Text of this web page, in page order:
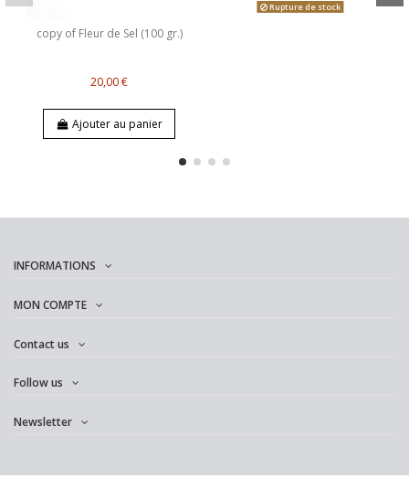
copy of Fleur de Sel (100 gr.)
20,00 €
Ajouter au panier
Rupture de stock
INFORMATIONS
MON COMPTE
Contact us
Follow us
Newsletter